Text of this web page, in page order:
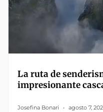
La ruta de
impresionante
Josefina Bonari agosto 7,